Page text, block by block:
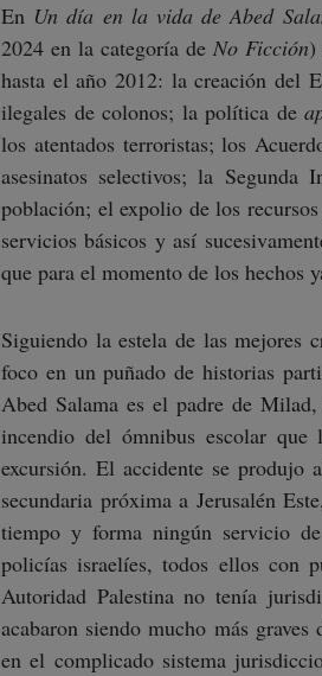
En Un día en la vida de Abed
2024 en la categoría de No Ficción)
hasta el año 2012: la creación del
ilegales de colonos; la política de
los atentados terroristas; los
asesinatos selectivos; la
población; el expolio de los
servicios básicos y así
que para el momento de los hechos
Siguiendo la estela de las mejores
foco en un puñado de historias
Abed Salama es el padre de
incendio del ómnibus escolar
excursión. El accidente se produjo
secundaria próxima a Jerusalén
tiempo y forma ningún servicio
policías israelíes, todos ellos con
Autoridad Palestina no tenía
acabaron siendo mucho más
en el complicado sistema